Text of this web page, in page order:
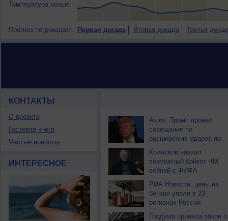
Температура ночью
Прогноз по декадам: Первая декада Вторая декада Третья
КОНТАКТЫ
О проекте
Гостевая книга
Частые вопросы
ИНТЕРЕСНОЕ
НОВОСТИ ПАРТНЕРОВ
Axios: Трамп провёл
совещание по
расширению ударов по
Ирану
Колосков назвал
возможный бойкот ЧМ
войной с ФИФА
РИА Новости: цены на
бензин упали в 23
регионах России
Госдума приняла закон о